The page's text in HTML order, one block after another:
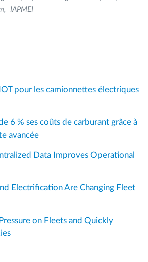
IAPMEI
pour les camionnettes électriques
6 % ses coûts de carburant grâce à
avancée
Data Improves Operational
Electrification Are Changing Fleet
on Fleets and Quickly